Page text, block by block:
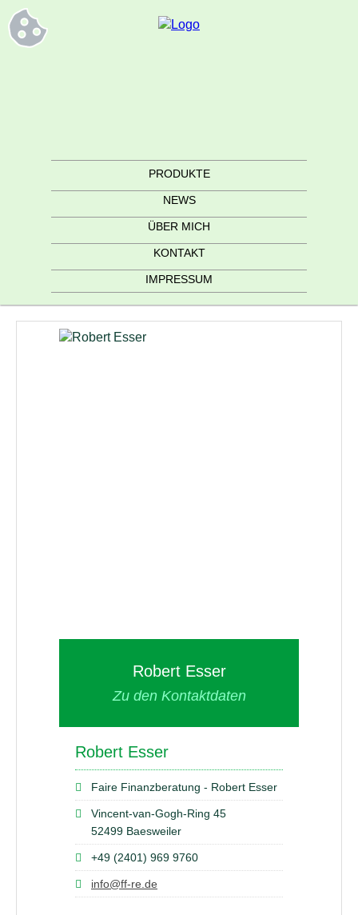
PRODUKTE
NEWS
ÜBER MICH
KONTAKT
IMPRESSUM
Robert Esser
Zu den Kontaktdaten
Robert Esser
Faire Finanzberatung - Robert Esser
Vincent-van-Gogh-Ring 45
52499 Baesweiler
+49 (2401) 969 9760
info@ff-re.de